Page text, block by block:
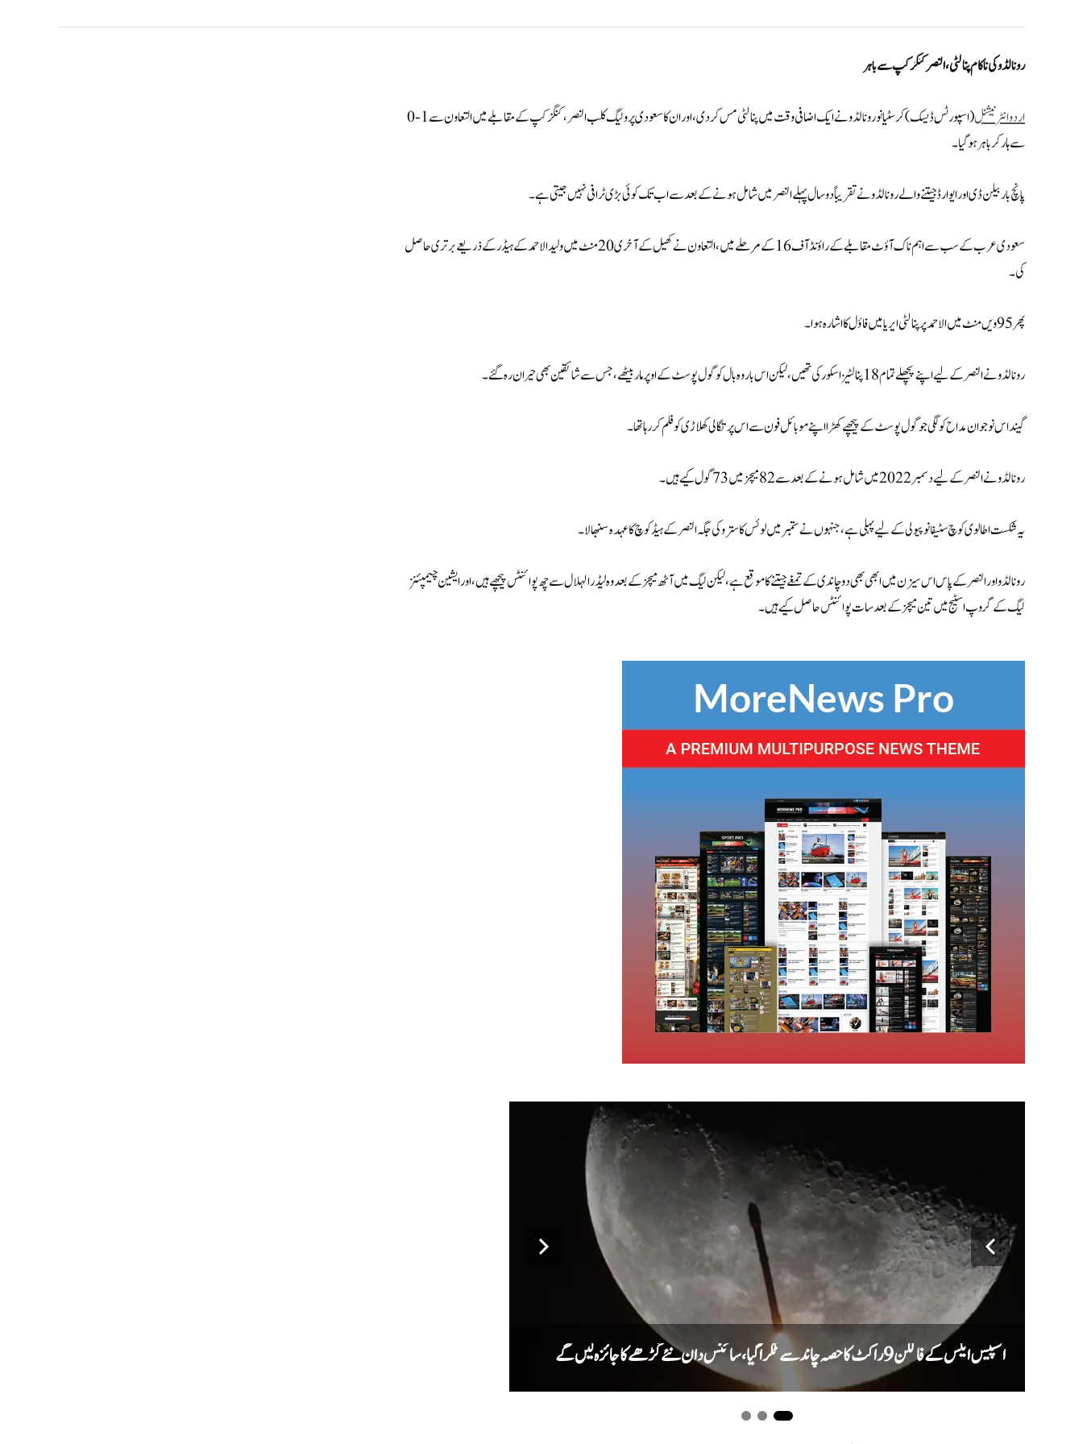
رونالڈو کی ناکام پنالٹی، النصر کنگز کپ سے باہر
اردو انٹر نیشنل
( اسپورٹس ڈیسک) کرسٹیانو رونالڈو نے ایک اضافی وقت میں پنالٹی مس کردی، اور ان کا سعودی پرو لیگ کلب النصر، کنگز کپ کے مقابلے میں التعاون سے 1-0
سے ہار کر باہر ہوگیا۔
پانچ بار بیلن ڈی اور ایوارڈ جیتنے والے رونالڈو نے تقریباً دو سال پہلے النصر میں شامل ہونے کے بعد سے اب تک کوئی بڑی ٹرافی نہیں جیتی ہے۔
سعودی عرب کے سب سے اہم ناک آؤٹ مقابلے کے راؤنڈ آف 16 کے مرحلے میں، التعاون نے کھیل کے آخری 20 منٹ میں ولید الاحمد کے ہیڈر کے ذریعے برتری حاصل
کی۔
پھر 95 ویں منٹ میں الاحمد پر پنالٹی ایریا میں فاؤل کا اشارہ ہوا۔
رونالڈو نے النصر کے لیے اپنے پچھلے تمام 18 پنالٹیز اسکور کی تھیں، لیکن اس بار وہ بال کو گول پوسٹ کے اوپر مار بیٹھے، جس سے شائقین بھی حیران رہ گئے۔
گیند اس نوجوان مداح کو لگی جو گول پوسٹ کے پیچھے کھڑا اپنے موبائل فون سے اس پرتگالی کھلاڑی کو فلم کر رہا تھا۔
رونالڈو نے النصر کے لیے دسمبر 2022 میں شامل ہونے کے بعد سے 82 میچز میں 73 گول کیے ہیں۔
یہ شکست اطالوی کوچ سٹیفانو پیولی کے لیے پہلی ہے، جنہوں نے ستمبر میں لوئس کاسترو کی جگہ النصر کے ہیڈ کوچ کا عہدہ سنبھالا۔
رونالڈو اور النصر کے پاس اس سیزن میں ابھی بھی دو چاندی کے تمغے جیتنے کا موقع ہے، لیکن لیگ میں آٹھ میچز کے بعد وہ لیڈر الہلال سے چھ پوائنٹس پیچھے ہیں، اور ایشین چیمپئنز
لیگ کے گروپ اسٹیج میں تین میچز کے بعد سات پوائنٹس حاصل کیے ہیں۔
اسپیس ایکس کے فالکن 9 راکٹ کا حصہ چاند سے ٹکرا گیا، سائنس دان نئے گڑھے کا جائزہ لیں گے